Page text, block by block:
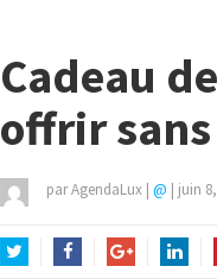
Cadeau
offrir
parAgendaLux | @ | juin